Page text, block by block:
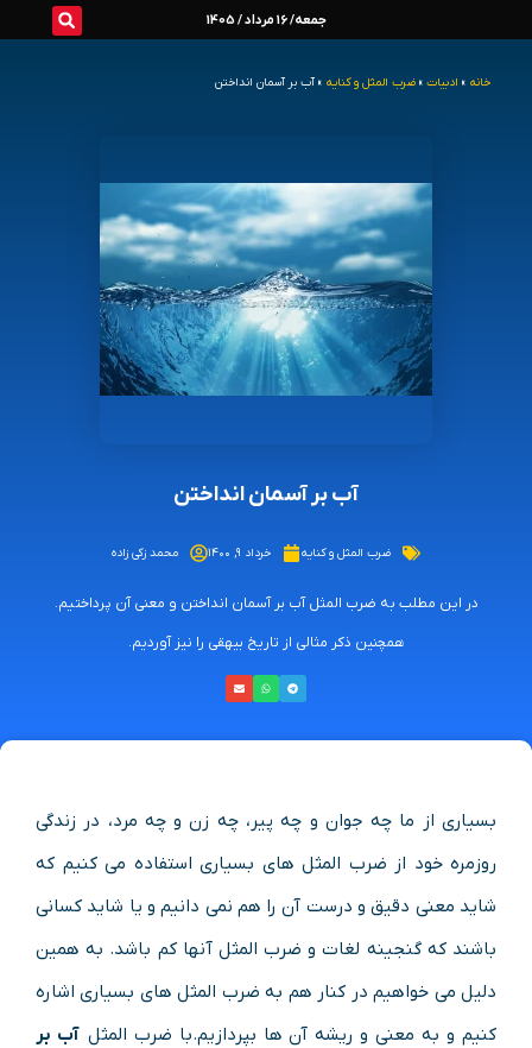
جمعه/ 16 مرداد / 1405
خانه » ادبیات » ضرب المثل و کنایه » آب بر آسمان انداختن
آب بر آسمان انداختن
ضرب المثل و کنایه خرداد ۹, ۱۴۰۰ محمد زکی زاده
در این مطلب به ضرب المثل آب بر آسمان انداختن و معنی آن پرداختیم.
همچنین ذکر مثالی از تاریخ بیهقی را نیز آوردیم.
بسیاری از ما چه جوان و چه پیر، چه زن و چه مرد، در زندگی
روزمره خود از ضرب المثل های بسیاری استفاده می کنیم که
شاید معنی دقیق و درست آن را هم نمی دانیم و یا شاید کسانی
باشند که گنجینه لغات و ضرب المثل آنها کم باشد. به همین
دلیل می خواهیم در کنار هم به ضرب المثل های بسیاری اشاره
کنیم و به معنی و ریشه آن ها بپردازیم.با ضرب المثل آب بر